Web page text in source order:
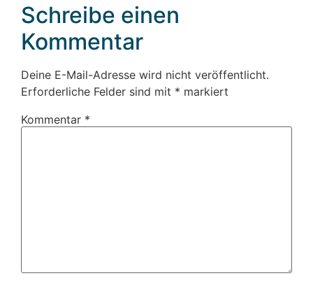
Schreibe einen
Kommentar
Deine E-Mail-Adresse wird nicht veröffentlicht.
Erforderliche Felder sind mit * markiert
Kommentar *